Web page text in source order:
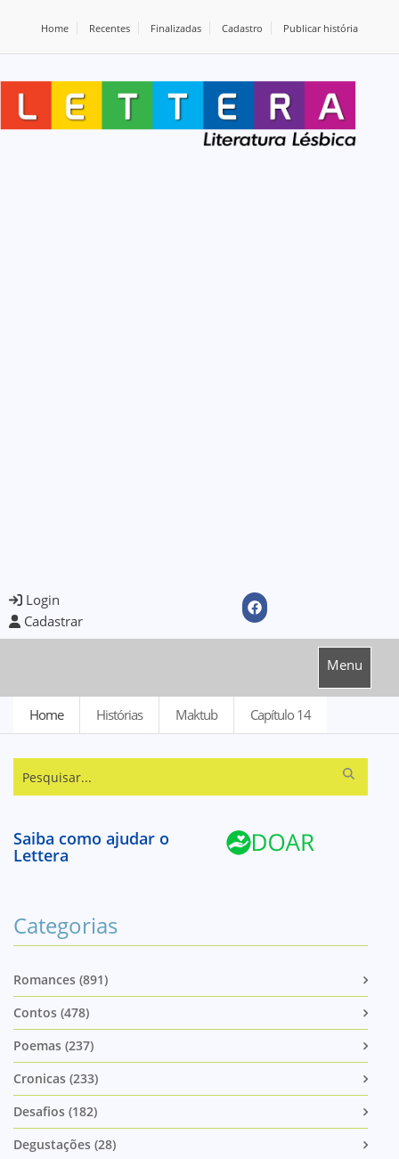
Home Recentes Finalizadas Cadastro Publicar história
Login
Cadastrar
Menu
Home Histórias Maktub Capítulo 14
Saiba como ajudar o
Lettera
Categorias
Romances (891)
Contos (478)
Poemas (237)
Cronicas (233)
Desafios (182)
Degustações (28)